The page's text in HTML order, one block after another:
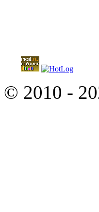
© 2010 -